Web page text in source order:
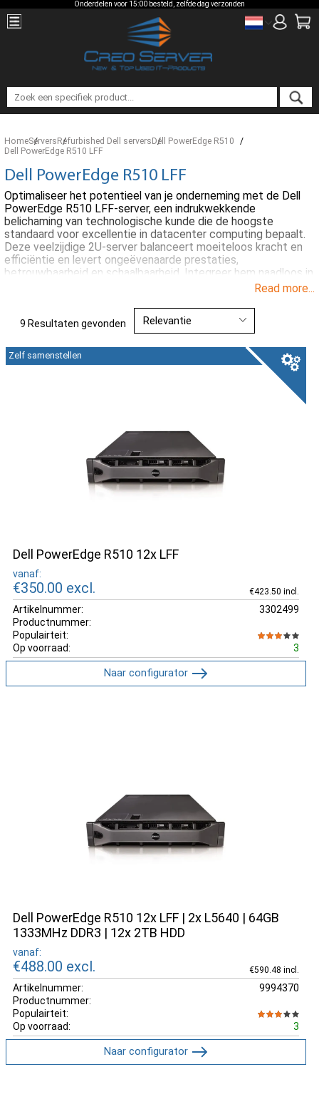
Onderdelen voor 15:00 besteld, zelfde dag verzonden
HomeServersRefurbished Dell serversDell PowerEdge R510
Dell PowerEdge R510 LFF
Dell PowerEdge R510 LFF
Optimaliseer het potentieel van je onderneming met de Dell
PowerEdge R510 LFF-server, een indrukwekkende
belichaming van technologische kunde die de hoogste
standaard voor excellentie in datacenter computing bepaalt.
Deze veelzijdige 2U-server balanceert moeiteloos kracht en
efficiëntie en levert ongeëvenaarde prestaties,
betrouwbaarheid en schaalbaarheid. Integreer hem naadloos in
je IT-infrastructuur, waarbij ruimte wordt geoptimaliseerd en
gegevens en toepassingen worden gewaarborgd.
Read more...
9 Resultaten gevonden
Dell PowerEdge R510 12x LFF
vanaf:
€350.00 excl. €423.50 incl.
Artikelnummer:
3302499
Productnummer:
Populairteit:
Op voorraad:
3
Zelf samenstellen
Naar configurator
Dell PowerEdge R510 12x LFF | 2x L5640 | 64GB
1333MHz DDR3 | 12x 2TB HDD
vanaf:
€488.00 excl. €590.48 incl.
Artikelnummer:
9994370
Productnummer:
Populairteit:
Op voorraad:
3
Naar configurator